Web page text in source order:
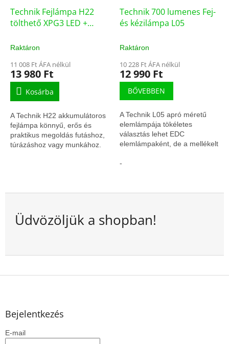
Technik Fejlámpa H22
tölthető XPG3 LED +
Raktáron
11 008 Ft ÁFA nélkül
13 980 Ft
Kosárba
A Technik H22 akkumulátoros
fejlámpa könnyű, erős és
praktikus megoldás futáshoz,
túrázáshoz vagy munkához.
Technik 700 lumenes Fej-
és kézilámpa L05
Raktáron
10 228 Ft ÁFA nélkül
12 990 Ft
BŐVEBBEN
A Technik L05 apró méretű
elemlámpája tökéletes
választás lehet EDC
elemlámpaként, de a mellékelt
könnyedén használhatjuk
-
Üdvözöljük a shopban!
L
Bejelentkezés
E-mail